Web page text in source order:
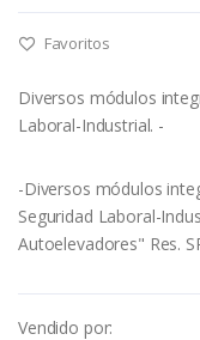
Favoritos
Diversos módulos
Laboral-Industrial. -
-Diversos módulos
Seguridad Laboral-
Autoelevadores" Res.
Vendido por: